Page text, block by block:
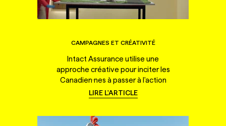
CAMPAGNES ET CRÉATIVITÉ
Intact Assurance utilise une
approche créative pour inciter les
Canadien·nes à passer à l'action
LIRE L'ARTICLE